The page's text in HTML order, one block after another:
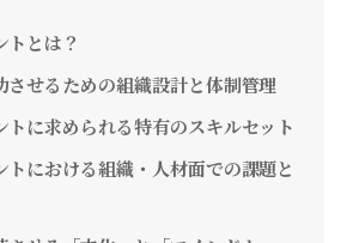
とは？
させるための組織設計と体制管理
トに求められる特有のスキルセット
トにおける組織・人材面での課題と